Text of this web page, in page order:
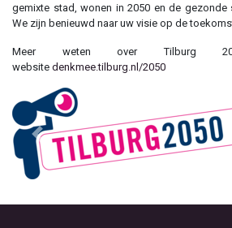
gemixte stad, wonen in 2050 en de gezonde
We zijn benieuwd naar uw visie op de
Meer weten over Tilburg
website denkmee.tilburg.nl/2050
Previous